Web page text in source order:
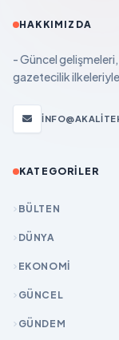
HAKKIMIZDA
- Güncel gelişmeleri,
gazetecilik ilkeleriyle
KATEGORILER
BÜLTEN
DÜNYA
EKONOMİ
GÜNCEL
GÜNDEM